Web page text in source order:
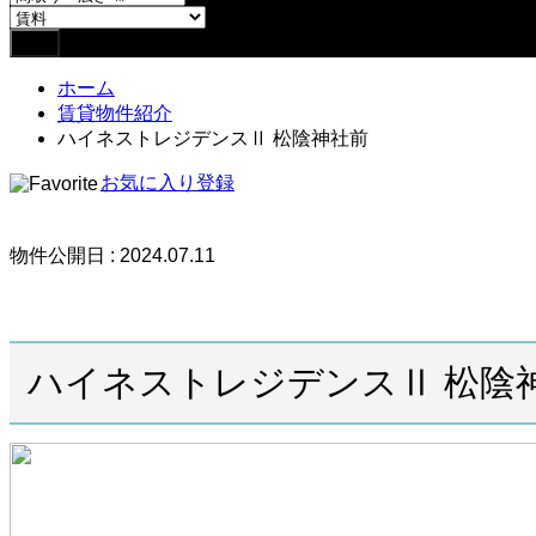
ホーム
賃貸物件紹介
ハイネストレジデンスⅡ 松陰神社前
お気に入り登録
物件公開日 : 2024.07.11
ハイネストレジデンスⅡ 松陰